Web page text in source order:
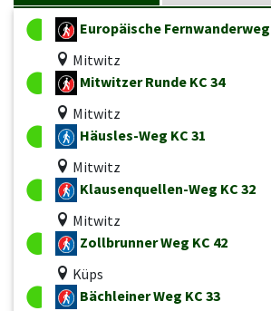
Europäische
Mitwitz
Mitwitzer Runde KC 34
Mitwitz
Häusles-Weg KC 31
Mitwitz
Klausenquellen-Weg KC 32
Mitwitz
Zollbrunner Weg KC 42
Küps
Bächleiner Weg KC 33